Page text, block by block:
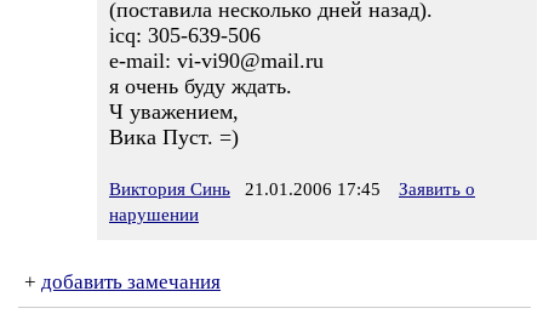
(поставила несколько дней назад).
icq: 305-639-506
e-mail: vi-vi90@mail.ru
я очень буду ждать.
Ч уважением,
Вика Пуст. =)
Виктория Синь 21.01.2006 17:45
Заявить о
нарушении
+ добавить замечания